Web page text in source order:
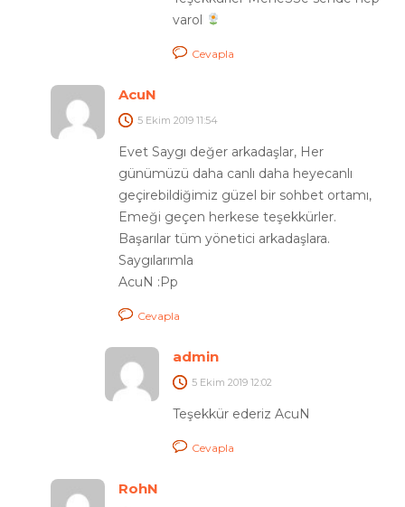
varol
Cevapla
AcuN
5 Ekim 2019 11:54
Evet Saygı değer arkadaşlar, Her
günümüzü daha canlı daha heyecanlı
geçirebildiğimiz güzel bir sohbet ortamı,
Emeği geçen herkese teşekkürler.
Başarılar tüm yönetici arkadaşlara.
Saygılarımla
AcuN :Pp
Cevapla
admin
5 Ekim 2019 12:02
Teşekkür ederiz AcuN
Cevapla
RohN